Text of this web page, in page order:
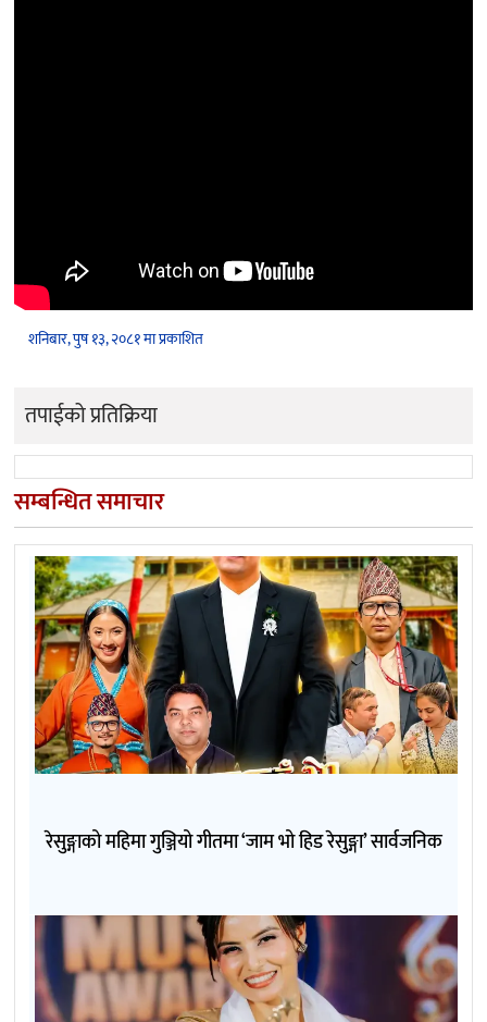
शनिबार, पुष १३, २०८१ मा प्रकाशित
तपाईको प्रतिक्रिया
सम्बन्धित समाचार
रेसुङ्गाको महिमा गुञ्जियो गीतमा ‘जाम भो हिड रेसुङ्गा’ सार्वजनिक